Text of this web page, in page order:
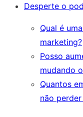
Desperte o
Qual é
marketing?
Posso
mudando
Quantos
não